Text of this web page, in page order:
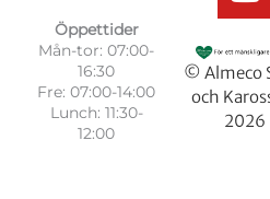
Öppettider
Mån-tor: 07:00-
16:30
Fre: 07:00-14:00
Lunch: 11:30-
12:00
b
o
k
u
e
© Almeco
och
2026